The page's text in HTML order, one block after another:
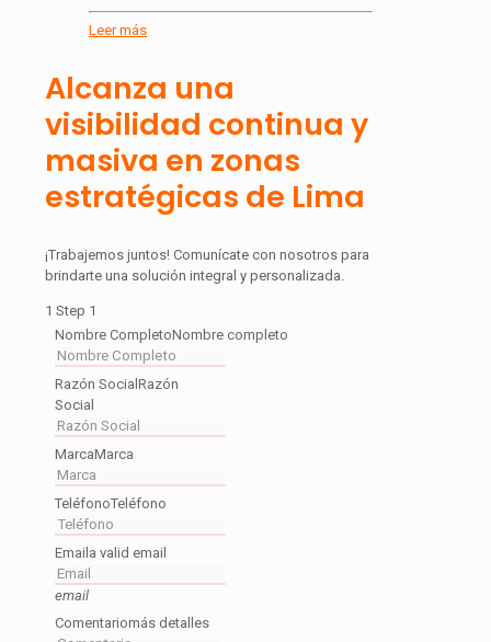
Leer más
Alcanza una
visibilidad continua y
masiva en zonas
estratégicas de Lima
¡Trabajemos juntos! Comunícate con nosotros para
brindarte una solución integral y personalizada.
1 Step 1
Nombre CompletoNombre completo
Razón Social Razón
Social
MarcaMarca
TeléfonoTeléfono
Email a valid email
email
Comentariomás detalles